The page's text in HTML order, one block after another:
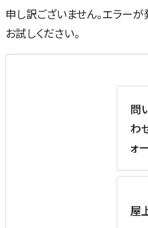
申し訳ございません。エラー
お試しください。
問
わ
ォ
屋